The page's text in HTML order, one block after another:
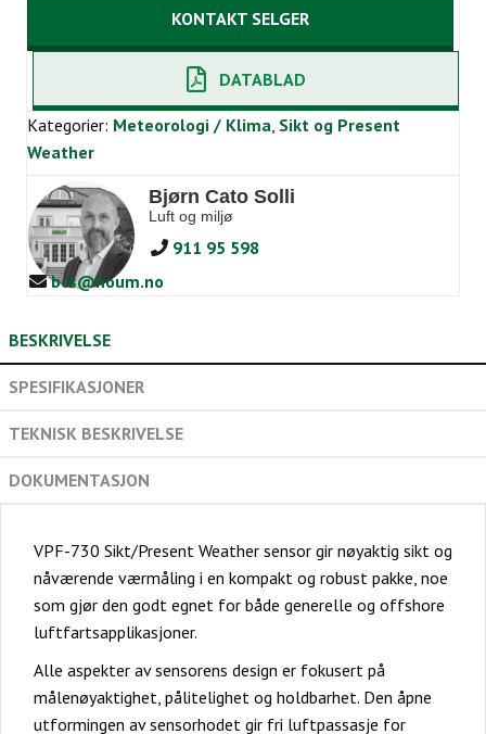
KONTAKT SELGER
DATABLAD
Kategorier: Meteorologi / Klima Sikt og Present
Weather
Bjørn Cato Solli
Luft og miljø
911 95 598
bcs@houm.no
BESKRIVELSE
SPESIFIKASJONER
TEKNISK BESKRIVELSE
DOKUMENTASJON
VPF-730 Sikt/Present Weather sensor gir nøyaktig sikt og
nåværende værmåling i en kompakt og robust pakke, noe
som gjør den godt egnet for både generelle og offshore
luftfartsapplikasjoner.
Alle aspekter av sensorens design er fokusert på
målenøyaktighet, pålitelighet og holdbarhet. Den åpne
utformingen av sensorhodet gir fri luftpassasje for